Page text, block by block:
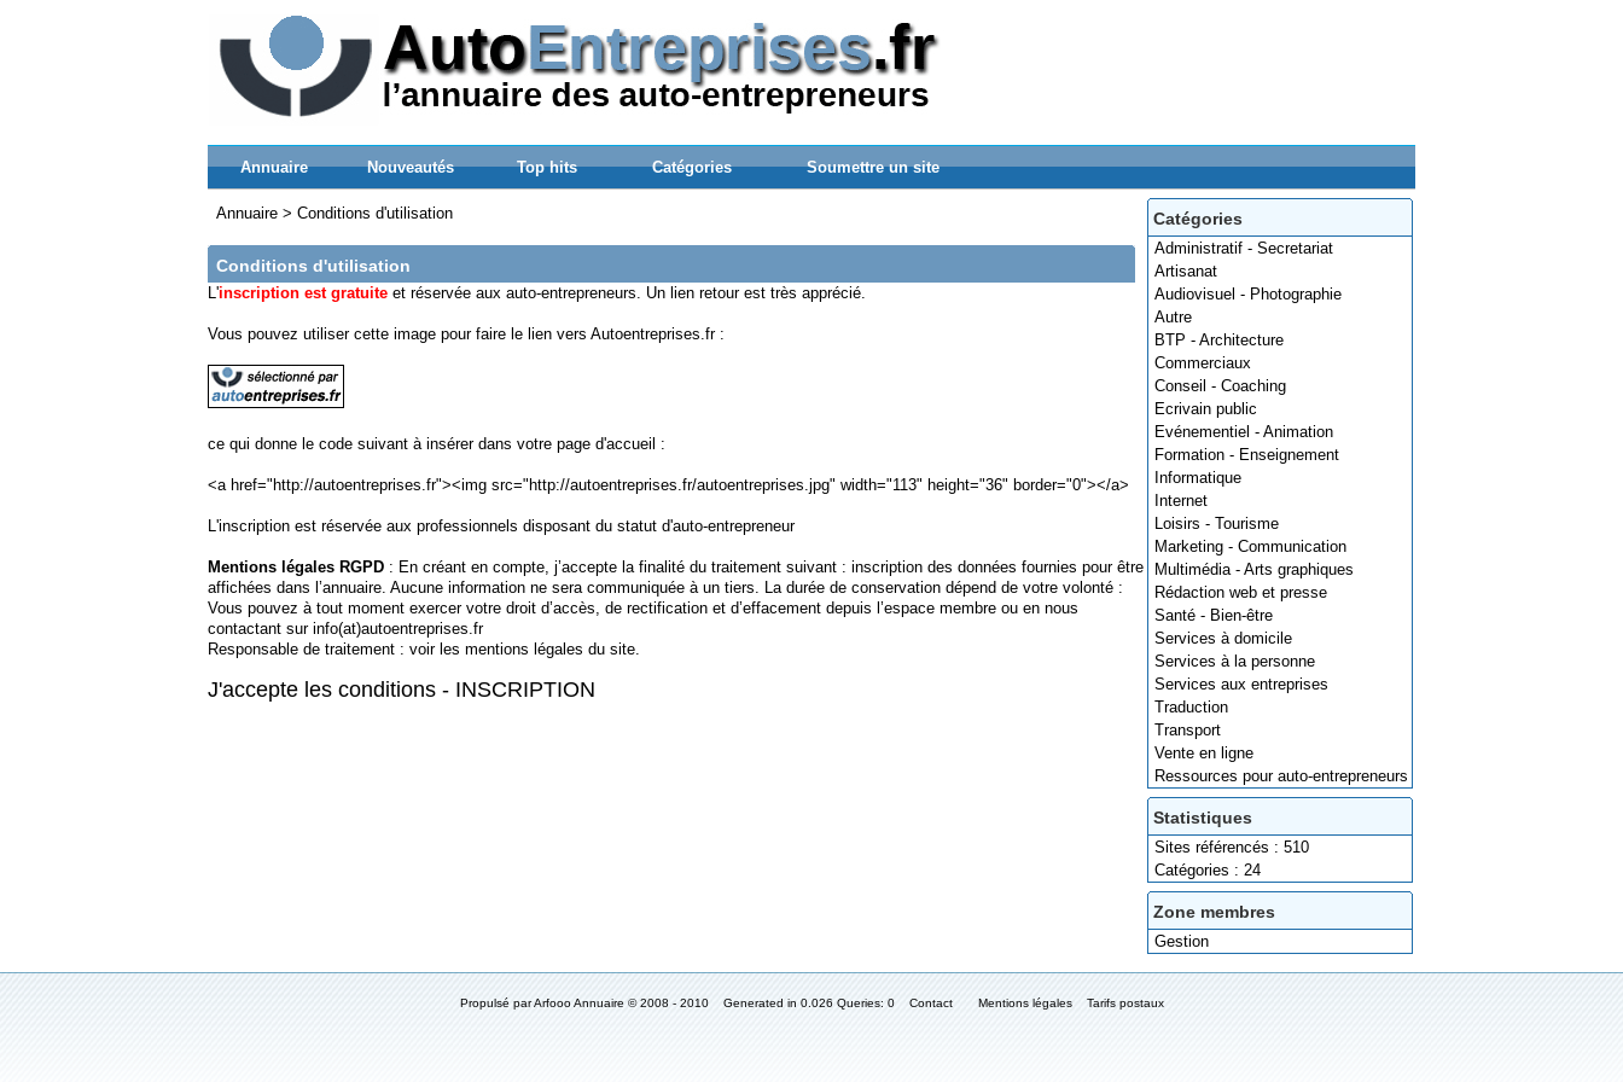
Annuaire Nouveautés Top hits Catégories Soumettre un site
Catégories
Administratif - Secretariat
Artisanat
Audiovisuel - Photographie
Autre
BTP - Architecture
Commerciaux
Conseil - Coaching
Ecrivain public
Evénementiel - Animation
Formation - Enseignement
Informatique
Internet
Loisirs - Tourisme
Marketing - Communication
Multimédia - Arts graphiques
Rédaction web et presse
Santé - Bien-être
Services à domicile
Services à la personne
Services aux entreprises
Traduction
Transport
Vente en ligne
Ressources pour auto-entrepreneurs
Statistiques
Sites référencés : 510
Catégories : 24
Zone membres
Gestion
Annuaire > Conditions d'utilisation
Conditions d'utilisation
L'inscription est gratuite et réservée aux auto-entrepreneurs. Un lien retour est très apprécié.
Vous pouvez utiliser cette image pour faire le lien vers Autoentreprises.fr :
ce qui donne le code suivant à insérer dans votre page d'accueil :
<a href="http://autoentreprises.fr"><img src="http://autoentreprises.fr/autoentreprises.jpg" width="113" height="36" border="0"></a>
L'inscription est réservée aux professionnels disposant du statut d'auto-entrepreneur
Mentions légales RGPD : En créant en compte, j’accepte la finalité du traitement suivant : inscription des données fournies pour être
affichées dans l’annuaire. Aucune information ne sera communiquée à un tiers. La durée de conservation dépend de votre volonté :
Vous pouvez à tout moment exercer votre droit d’accès, de rectification et d’effacement depuis l’espace membre ou en nous
contactant sur info(at)autoentreprises.fr
Responsable de traitement : voir les mentions légales du site.
J'accepte les conditions - INSCRIPTION
Propulsé par Arfooo Annuaire © 2008 - 2010 Generated in 0.026 Queries: 0 Contact Mentions légales Tarifs postaux